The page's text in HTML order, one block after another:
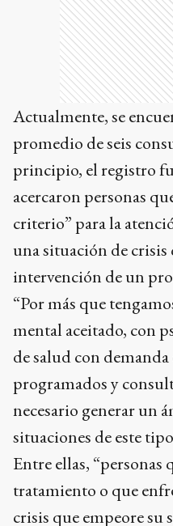
Actualmente, se
promedio de seis
principio, el registro
acercaron personas
criterio” para la
una situación de crisis
intervención de un
“Por más que
mental aceitado, con
de salud con
programados y
necesario generar un
situaciones de este
Entre ellas, “personas
tratamiento o que
crisis que empeore su